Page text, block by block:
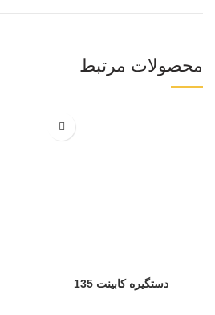
محصولات مرتبط
دستگیره کابینت 135